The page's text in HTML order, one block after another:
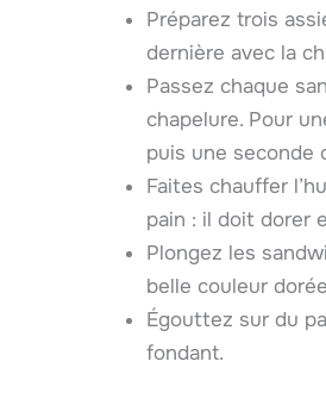
Préparez trois
dernière avec la
Passez chaque
chapelure. Pour
puis une seconde
Faites chauffer
pain : il doit dorer
Plongez les
belle couleur
Égouttez sur du
fondant.